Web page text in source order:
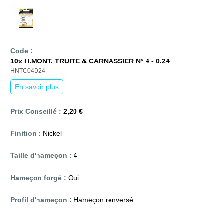
10x H.MONT. TRUITE & CARNASSIER N° 4 - 0.24
HNTC04D24
En savoir plus
2,20 €
Nickel
4
Oui
Hameçon renversé